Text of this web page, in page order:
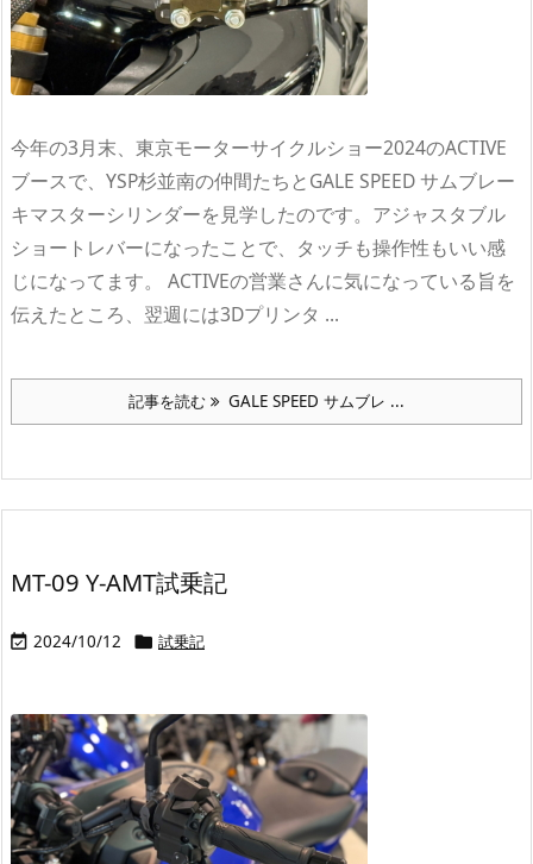
今年の3月末、東京モーターサイクルショー2024のACTIVE
ブースで、YSP杉並南の仲間たちとGALE SPEED サムブレー
キマスターシリンダーを見学したのです。アジャスタブル
ショートレバーになったことで、タッチも操作性もいい感
じになってます。 ACTIVEの営業さんに気になっている旨を
伝えたところ、翌週には3Dプリンタ ...
記事を読む GALE SPEED サムブレ ...
MT-09 Y-AMT試乗記
 2024/10/12  試乗記